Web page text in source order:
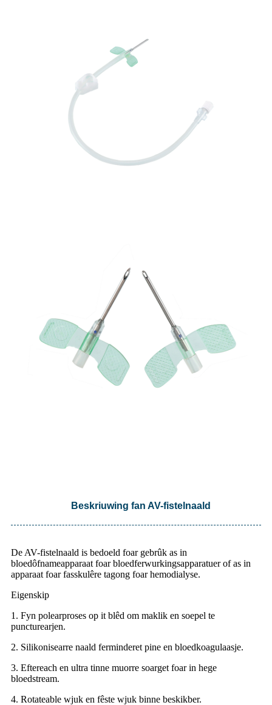
Beskriuwing fan AV-fistelnaald
De AV-fistelnaald is bedoeld foar gebrûk as in
bloedôfnameapparaat foar bloedferwurkingsapparatuer of as in
apparaat foar fasskulêre tagong foar hemodialyse.
Eigenskip
1. Fyn polearproses op it blêd om maklik en soepel te
puncturearjen.
2. Silikonisearre naald ferminderet pine en bloedkoagulaasje.
3. Eftereach en ultra tinne muorre soarget foar in hege
bloedstream.
4. Rotateable wjuk en fêste wjuk binne beskikber.